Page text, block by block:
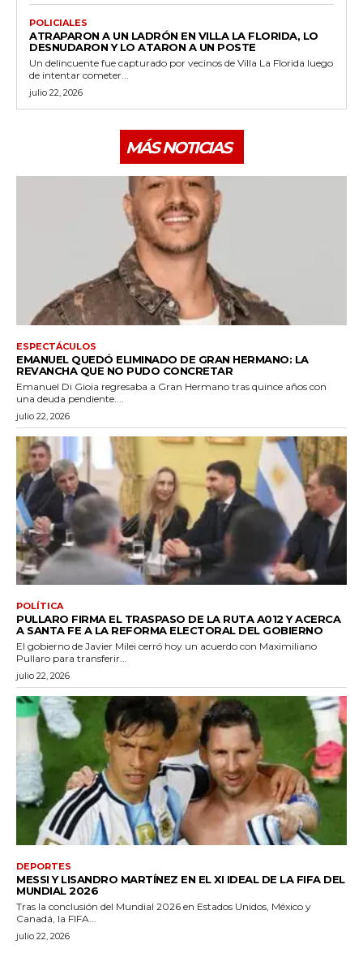
POLICIALES
ATRAPARON A UN LADRÓN EN VILLA LA FLORIDA, LO
DESNUDARON Y LO ATARON A UN POSTE
Un delincuente fue capturado por vecinos de Villa La Florida luego
de intentar cometer...
julio 22, 2026
MÁS NOTICIAS
ESPECTÁCULOS
EMANUEL QUEDÓ ELIMINADO DE GRAN HERMANO: LA
REVANCHA QUE NO PUDO CONCRETAR
Emanuel Di Gioia regresaba a Gran Hermano tras quince años con
una deuda pendiente....
julio 22, 2026
POLÍTICA
PULLARO FIRMA EL TRASPASO DE LA RUTA A012 Y ACERCA
A SANTA FE A LA REFORMA ELECTORAL DEL GOBIERNO
El gobierno de Javier Milei cerró hoy un acuerdo con Maximiliano
Pullaro para transferir...
julio 22, 2026
DEPORTES
MESSI Y LISANDRO MARTÍNEZ EN EL XI IDEAL DE LA FIFA DEL
MUNDIAL 2026
Tras la conclusión del Mundial 2026 en Estados Unidos, México y
Canadá, la FIFA...
julio 22, 2026